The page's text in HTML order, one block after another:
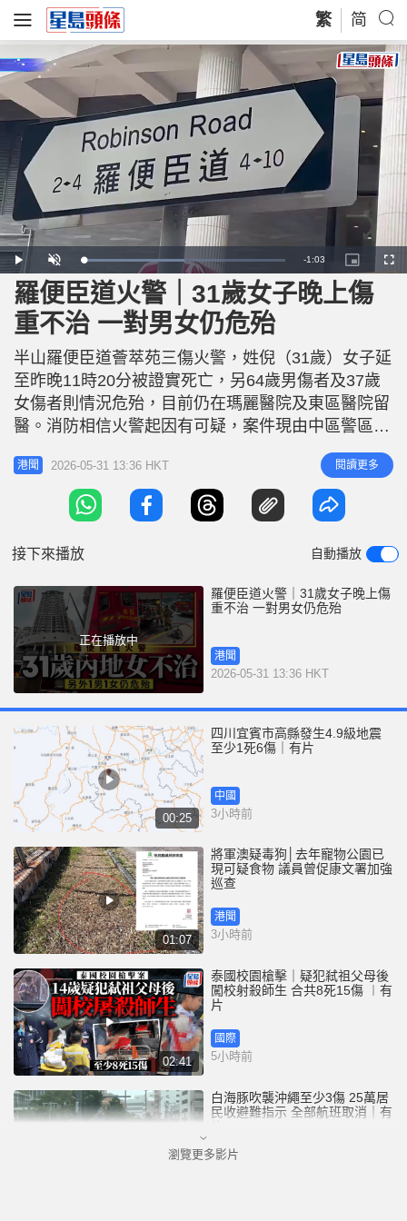
繁 简
P
l
a
y
U
n
m
u
t
e
L
o
d
e
d
:
5
0
4
1
%
R
e
i
-1:03
P
i
c
u
-
P
c
u
r
e
F
u
羅便臣道火警｜31歲女子晚上傷
重不治 一對男女仍危殆
半山羅便臣道薈萃苑三傷火警，姓倪（31歲）女子延
至昨晚11時20分被證實死亡，另64歲男傷者及37歲
女傷者則情況危殆，目前仍在瑪麗醫院及東區醫院留
醫。消防相信火警起因有可疑，案件現由中區警區重
案組接手跟進。 3名傷者分別是姓尹男住戶（64
歲）、姓倪女住戶（31歲）及姓盧女子（37歲）。據
悉，尹男及倪女是情侶，盧女則是友人；兩名涉案女
子為內地人，持雙程證來港。昨日倪女被送到律敦治
港聞 2026-05-31 13:36 HKT 閱讀更多
接下來播放 自動播放
正在播放中
羅便臣道火警｜31歲女子晚上傷
重不治 一對男女仍危殆
港聞
2026-05-31 13:36 HKT
00:25
四川宜賓市高縣發生4.9級地震
至少1死6傷｜有片
中國
3小時前
01:07
將軍澳疑毒狗│去年寵物公園已
現可疑食物 議員曾促康文署加強
巡查
港聞
3小時前
02:41
泰國校園槍擊｜疑犯弒祖父母後
闖校射殺師生 合共8死15傷 ︱有
片
國際
5小時前
白海豚吹襲沖繩至少3傷 25萬居
民收避難指示 全部航班取消｜有
國際
瀏覽更多影片